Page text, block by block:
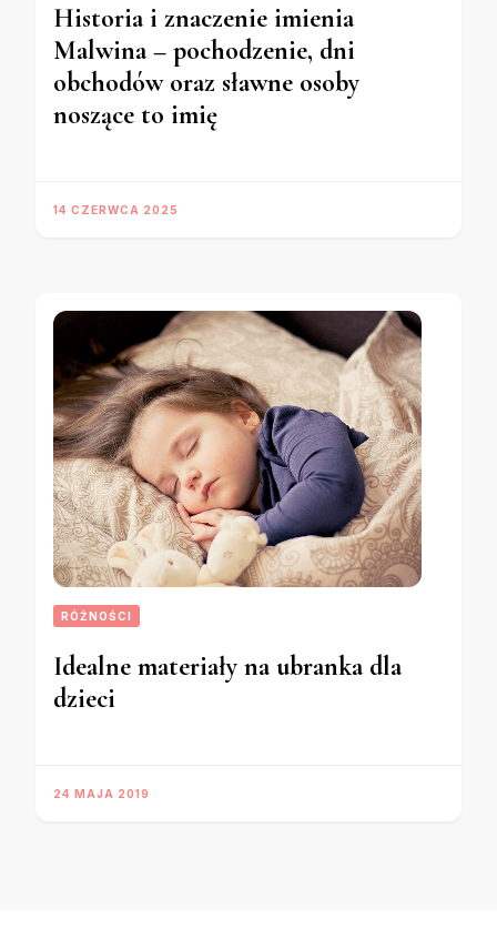
Historia i znaczenie imienia
Malwina – pochodzenie, dni
obchodów oraz sławne osoby
noszące to imię
14 CZERWCA 2025
RÓŻNOŚCI
Idealne materiały na ubranka dla
dzieci
24 MAJA 2019